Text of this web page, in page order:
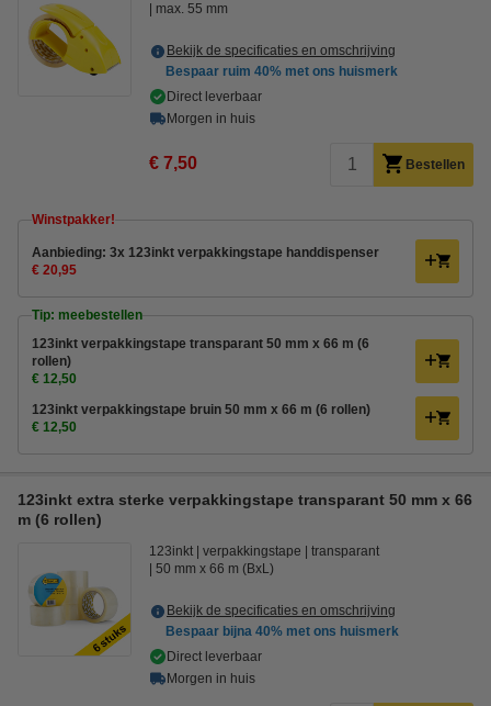
max. 55 mm
Bekijk de specificaties en omschrijving
Bespaar ruim 40% met ons huismerk
Direct leverbaar
Morgen in huis
€ 7,50 Bestellen
Winstpakker!
Aanbieding: 3x 123inkt verpakkingstape handdispenser
€ 20,95
Tip: meebestellen
123inkt verpakkingstape transparant 50 mm x 66 m (6
rollen)
€ 12,50
123inkt verpakkingstape bruin 50 mm x 66 m (6 rollen)
€ 12,50
123inkt extra sterke verpakkingstape transparant 50 mm x 66
m (6 rollen)
123inkt verpakkingstape
transparant
50 mm x 66 m (BxL)
Bekijk de specificaties en omschrijving
Bespaar bijna 40% met ons huismerk
Direct leverbaar
Morgen in huis